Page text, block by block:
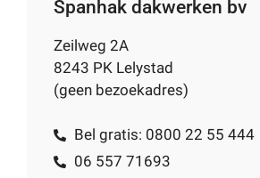
Spanhak dakwerken bv
Zeilweg 2A
8243 PK Lelystad
(geen bezoekadres)
Bel gratis: 0800 22 55 444
06 557 71693